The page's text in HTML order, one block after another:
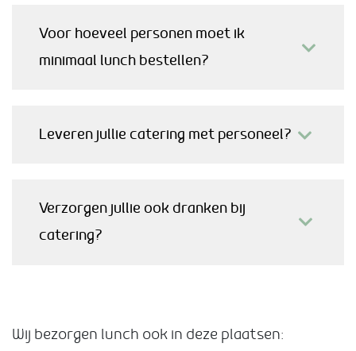
Voor hoeveel personen moet ik
minimaal lunch bestellen?
Leveren jullie catering met personeel?
Verzorgen jullie ook dranken bij
catering?
Wij bezorgen lunch ook in deze plaatsen: